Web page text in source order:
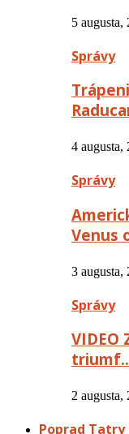
5 augusta,
Správy
4 augusta,
Správy
Venus
3 augusta,
Správy
VIDEO
2 augusta,
Poprad Tatry